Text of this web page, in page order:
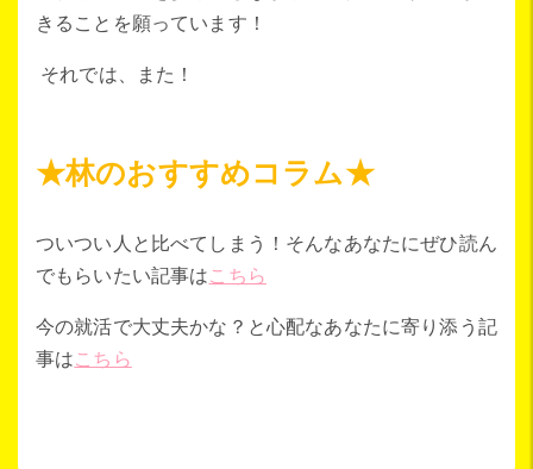
きることを願っています！
それでは、また！
★林のおすすめコラム★
ついつい人と比べてしまう！そんなあなたにぜひ読ん
でもらいたい記事はこちら
今の就活で大丈夫かな？と心配なあなたに寄り添う記
事はこちら